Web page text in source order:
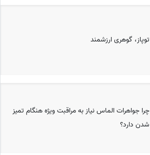
توپاز، گوهری ارزشمند
چرا جواهرات الماس نیاز به مراقبت ویژه هنگام تمیز
شدن دارد؟